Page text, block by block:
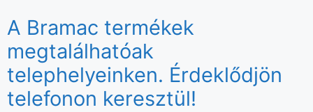
A Bramac termékek
megtalálhatóak
telephelyeinken. Érdeklődjön
telefonon keresztül!